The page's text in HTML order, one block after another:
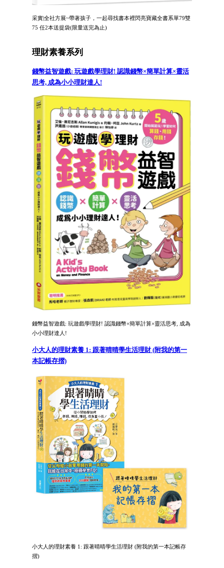
采實|全社方展~帶著孩子，一起尋找書本裡閃亮寶藏全書系單79雙
75 任2本送提袋(限量送完為止)
理財素養系列
錢幣益智遊戲: 玩遊戲學理財! 認識錢幣×簡單計算×靈活
思考, 成為小小理財達人!
錢幣益智遊戲: 玩遊戲學理財! 認識錢幣×簡單計算×靈活思考, 成為
小小理財達人!
小大人的理財素養 1: 跟著晴晴學生活理財 (附我的第一
本記帳存摺)
小大人的理財素養 1: 跟著晴晴學生活理財 (附我的第一本記帳存
摺)